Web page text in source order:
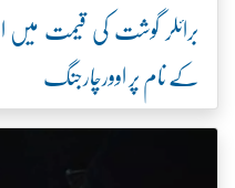
برائلر گوشت کی قیمت
کے نام پر اوورچارجنگ